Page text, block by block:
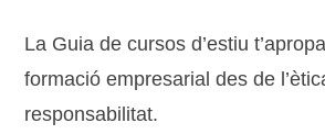
La Guia de cursos d’estiu
formació empresarial des de
responsabilitat.